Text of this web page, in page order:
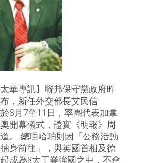
太華專訊】聯邦保守黨政府昨
，新任外交部長艾民信
於8月7至11日，率團代表加拿
開幕儀式，證實《明報》周
。 總理哈珀則因「公務活動
身前往」，與英國首相及德
成為8大工業強國之中，不會